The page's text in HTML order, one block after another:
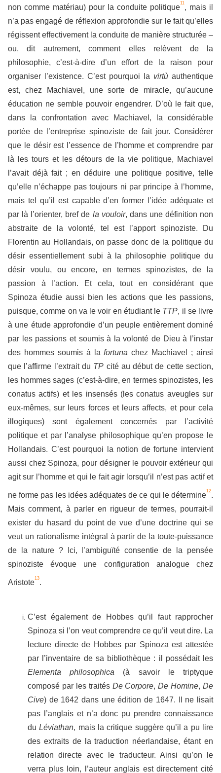
non comme matériau) pour la conduite politique11, mais il
n’a pas engagé de réflexion approfondie sur le fait qu’elles
régissent effectivement la conduite de manière structurée –
ou, dit autrement, comment elles relèvent de la
philosophie, c’est-à-dire d’un effort de la raison pour
organiser l’existence. C’est pourquoi la virtù authentique
est, chez Machiavel, une sorte de miracle, qu’aucune
éducation ne semble pouvoir engendrer. D’où le fait que,
dans la confrontation avec Machiavel, la considérable
portée de l’entreprise spinoziste de fait jour. Considérer
que le désir est l’essence de l’homme et comprendre par
là les tours et les détours de la vie politique, Machiavel
l’avait déjà fait ; en déduire une politique positive, telle
qu’elle n’échappe pas toujours ni par principe à l’homme,
mais tel qu’il est capable d’en former l’idée adéquate et
par là l’orienter, bref de la vouloir, dans une définition non
abstraite de la volonté, tel est l’apport spinoziste. Du
Florentin au Hollandais, on passe donc de la politique du
désir essentiellement subi à la philosophie politique du
désir voulu, ou encore, en termes spinozistes, de la
passion à l’action. Et cela, tout en considérant que
Spinoza étudie aussi bien les actions que les passions,
puisque, comme on va le voir en étudiant le TTP, il se livre
à une étude approfondie d’un peuple entièrement dominé
par les passions et soumis à la volonté de Dieu à l’instar
des hommes soumis à lafortuna chez Machiavel ; ainsi
que l’affirme l’extrait du TP cité au début de cette section,
les hommes sages (c’est-à-dire, en termes spinozistes, les
conatus actifs) et les insensés (les conatus aveugles sur
eux-mêmes, sur leurs forces et leurs affects, et pour cela
illogiques) sont également concernés par l’activité
politique et par l’analyse philosophique qu’en propose le
Hollandais. C’est pourquoi la notion de fortune intervient
aussi chez Spinoza, pour désigner le pouvoir extérieur qui
agit sur l’homme et qui le fait agir lorsqu’il n’est pas actif et
ne forme pas les idées adéquates de ce qui le détermine12.
Mais comment, à parler en rigueur de termes, pourrait-il
exister du hasard du point de vue d’une doctrine qui se
veut un rationalisme intégral à partir de la toute-puissance
de la nature ? Ici, l’ambiguïté consentie de la pensée
spinoziste évoque une configuration analogue chez
Aristote13.
C’est également de Hobbes qu’il faut rapprocher
Spinoza si l’on veut comprendre ce qu’il veut dire. La
lecture directe de Hobbes par Spinoza est attestée
par l’inventaire de sa bibliothèque : il possédait les
Elementa philosophica (à savoir le triptyque
composé par les traités De Corpore,De Homine, De
Cive) de 1642 dans une édition de 1647. Il ne lisait
pas l’anglais et n’a donc pu prendre connaissance
duLéviathan, mais la critique suggère qu’il a pu lire
des extraits de la traduction néerlandaise, étant en
relation directe avec le traducteur. Ainsi qu’on le
verra plus loin, l’auteur anglais est directement cité